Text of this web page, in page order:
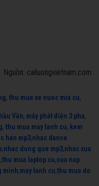
Nguồn: cailuongvietnam.com
, thu mua xe nuoc mia cu,
Văn, máy phát điện 3 pha,
, thu mua may lanh cu, kem
han mp3,nhac dance
,nhac dong que mp3,nhac xua
,thu mua laptop cu,sua nap
minh,may lanh cu,thu mua do